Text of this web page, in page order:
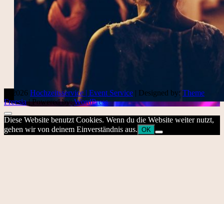
© 2026 Hochzeitsservice | Event Service | Designed by: Theme
Freesia| Powered by:WordPress
Diese Website benutzt Cookies. Wenn du die Website weiter nutzt,
gehen wir von deinem Einverständnis aus. OK